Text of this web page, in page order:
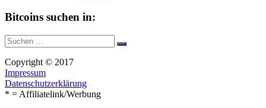
Bitcoins suchen in:
Suche
nach:
Suchen
Copyright © 2017
Impressum
Datenschutzerklärung
* = Affiliatelink/Werbung